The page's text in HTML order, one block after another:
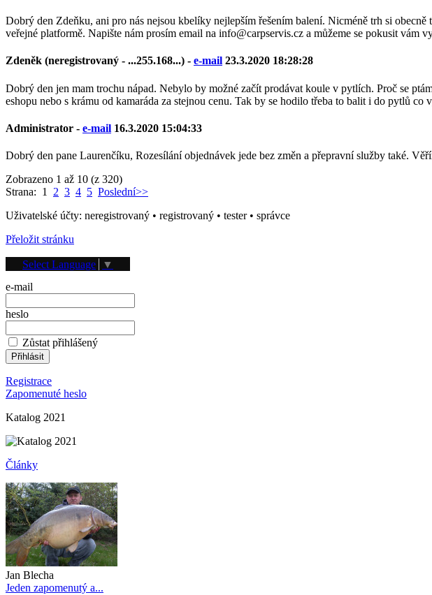
Dobrý den Zdeňku, ani pro nás nejsou kbelíky nejlepším řešením balení. Nicméně trh si
veřejné platformě. Napište nám prosím email na info@carpservis.cz a můžeme se pokusit vám
Zdeněk (neregistrovaný - ...255.168...) - e-mail 23.3.2020 18:28:28
Dobrý den jen mam trochu nápad. Nebylo by možné začít prodávat koule v pytlích. Proč se
eshopu nebo s krámu od kamaráda za stejnou cenu. Tak by se hodilo třeba to balit i do pytlů
Administrator - e-mail 16.3.2020 15:04:33
Dobrý den pane Laurenčíku, Rozesílání objednávek jede bez změn a přepravní služby také.
Zobrazeno 1 až 10 (z 320)
Strana: 1 2 3 4 5 Poslední>>
Uživatelské účty: neregistrovaný • registrovaný • tester• správce
Přeložit stránku
Select Language ▼
Přihlášení
e-mail
heslo
Zůstat přihlášený
Registrace
Zapomenuté heslo
Katalog 2021
Články
Jan Blecha
Jeden zapomenutý a...